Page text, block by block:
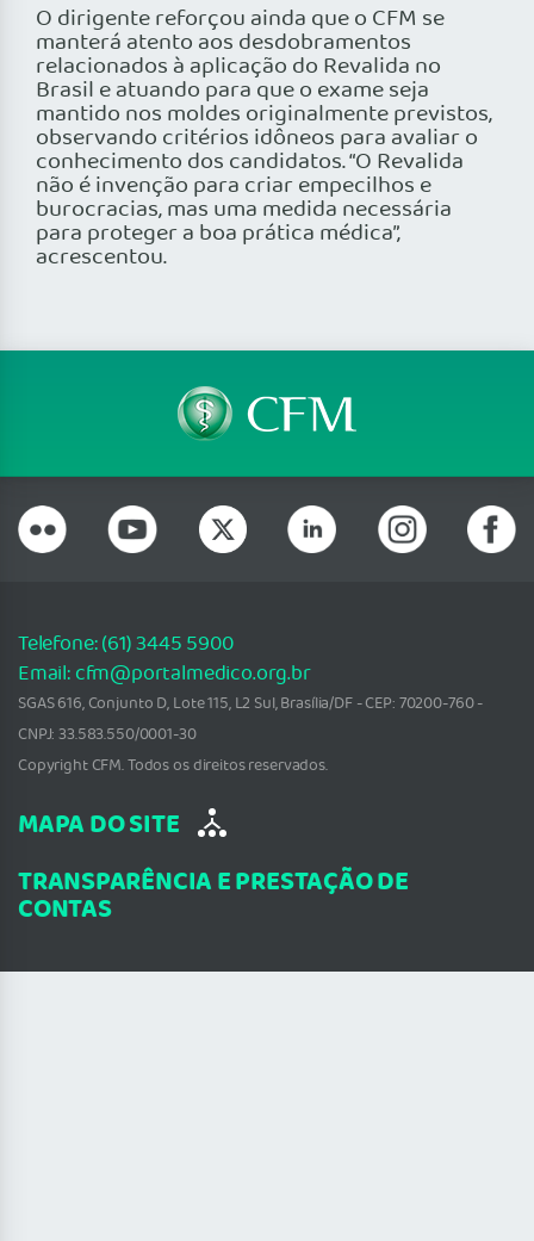
O dirigente reforçou ainda que o CFM se
manterá atento aos desdobramentos
relacionados à aplicação do Revalida no
Brasil e atuando para que o exame seja
mantido nos moldes originalmente previstos,
observando critérios idôneos para avaliar o
conhecimento dos candidatos. “O Revalida
não é invenção para criar empecilhos e
burocracias, mas uma medida necessária
para proteger a boa prática médica”,
acrescentou.
Telefone: (61) 3445 5900
Email: cfm@portalmedico.org.br
SGAS 616, Conjunto D, Lote 115, L2 Sul, Brasília/DF - CEP: 70200-760 -
CNPJ: 33.583.550/0001-30
Copyright CFM. Todos os direitos reservados.
MAPA DO SITE
TRANSPARÊNCIA E PRESTAÇÃO DE
CONTAS